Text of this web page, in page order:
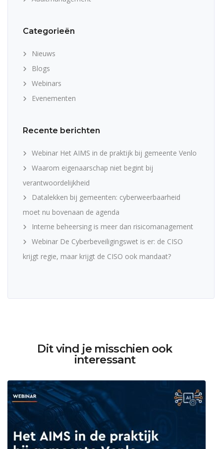
Categorieën
Nieuws
Blogs
Webinars
Evenementen
Recente berichten
Webinar Het AIMS in de praktijk bij gemeente Venlo
Waarom eigenaarschap niet begint bij
verantwoordelijkheid
Datalekken bij gemeenten: cyberweerbaarheid
moet nu bovenaan de agenda
Interne beheersing is meer dan risicomanagement
Webinar De Cyberbeveiligingswet is er: de CISO
krijgt regie, maar krijgt de CISO ook mandaat?
Dit vind je misschien ook
interessant